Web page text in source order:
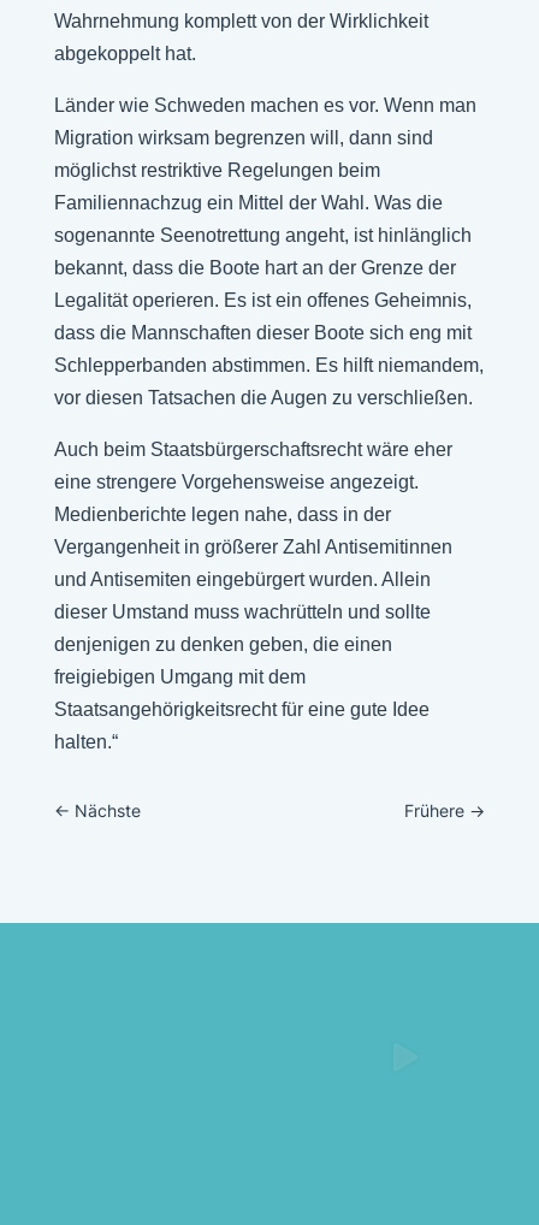
Wahrnehmung komplett von der Wirklichkeit
abgekoppelt hat.
Länder wie Schweden machen es vor. Wenn man
Migration wirksam begrenzen will, dann sind
möglichst restriktive Regelungen beim
Familiennachzug ein Mittel der Wahl. Was die
sogenannte Seenotrettung angeht, ist hinlänglich
bekannt, dass die Boote hart an der Grenze der
Legalität operieren. Es ist ein offenes Geheimnis,
dass die Mannschaften dieser Boote sich eng mit
Schlepperbanden abstimmen. Es hilft niemandem,
vor diesen Tatsachen die Augen zu verschließen.
Auch beim Staatsbürgerschaftsrecht wäre eher
eine strengere Vorgehensweise angezeigt.
Medienberichte legen nahe, dass in der
Vergangenheit in größerer Zahl Antisemitinnen
und Antisemiten eingebürgert wurden. Allein
dieser Umstand muss wachrütteln und sollte
denjenigen zu denken geben, die einen
freigiebigen Umgang mit dem
Staatsangehörigkeitsrecht für eine gute Idee
halten.“
← Nächste Frühere →